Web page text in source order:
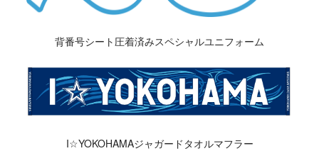
背番号シート圧着済みスペシャルユニフォーム
I☆YOKOHAMAジャガードタオルマフラー